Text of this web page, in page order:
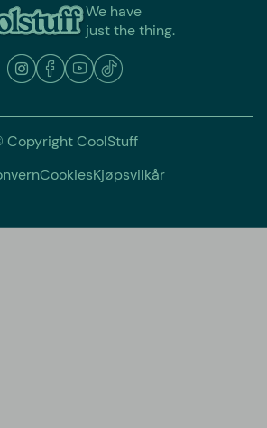
We have
just the thing.
Copyright CoolStuff
CookiesKjøpsvilkår